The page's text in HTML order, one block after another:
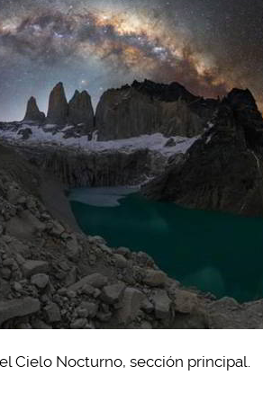
Cielo Nocturno, sección principal.